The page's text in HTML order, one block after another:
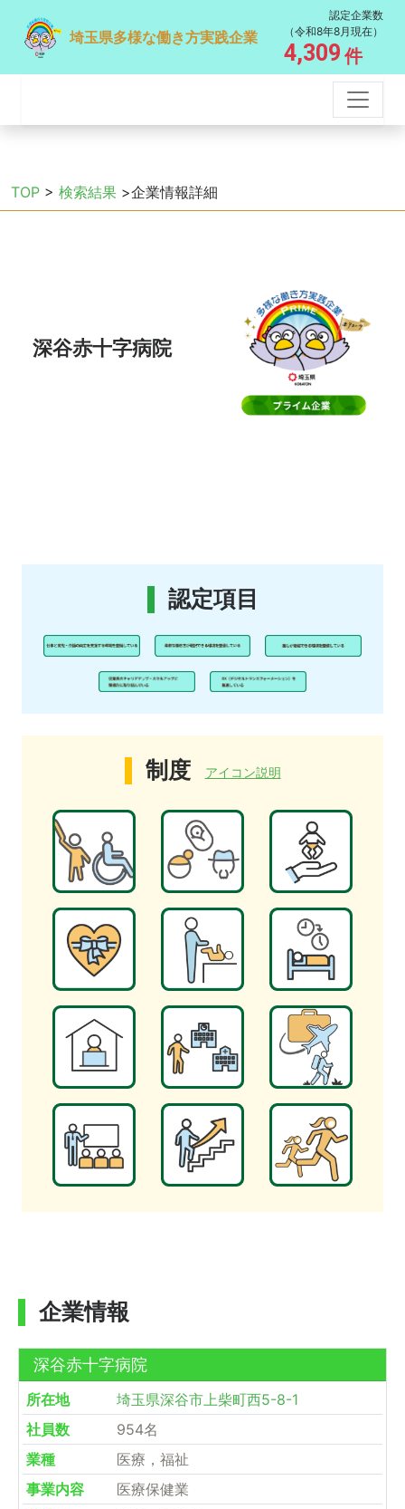
埼玉県多様な働き方実践企業
認定企業数
（令和8年8月現在）
4,309 件
TOP > 検索結果 >企業情報詳細
深谷赤十字病院
認定項目
制度 アイコン説明
企業情報
深谷赤十字病院
所在地
埼玉県深谷市上柴町西5-8-1
社員数
954名
業種
医療，福祉
事業内容
医療保健業